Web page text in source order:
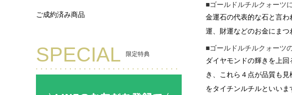
ご成約済み商品
SPECIAL 限定特典
■ゴールドルチルクォーツ
金運石の代表的な石と言
運、財運などのお金にまつ
■ゴールドルチルクォーツ
ダイヤモンドの輝きを上
き、これら４点が品質も
をタイチンルチルといい